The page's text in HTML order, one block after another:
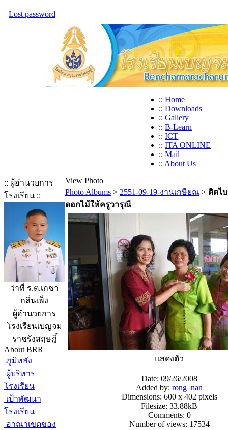
| Lost password
:: Home
:: Downloads
:: Gallery
:: B-Learn
:: ICT
:: ITA ONLINE
:: Mail
:: About Us
:: ผู้อำนวยการ
โรงเรียน ::
ว่าที่ ร.ต.เกชา
กลิ่นเพ็ง
ผู้อำนวยการ
โรงเรียนเบญจม
ราชรังสฤษฎิ์
About BRR
ภูมิหลัง
ผู้บริหาร
โรงเรียน
เป้าพัฒนา
โรงเรียน
อาณาเขตของ
View Photo
Photo Albums > 2551-09-19-งานเกษียณ > ติดไ
ดอกไม้ให้ครูวารุณี
แสดงตัว
Date: 09/26/2008
Added by:rong_nan
Dimensions: 600 x 402 pixels
Filesize: 33.88kB
Comments: 0
Number of views: 17534